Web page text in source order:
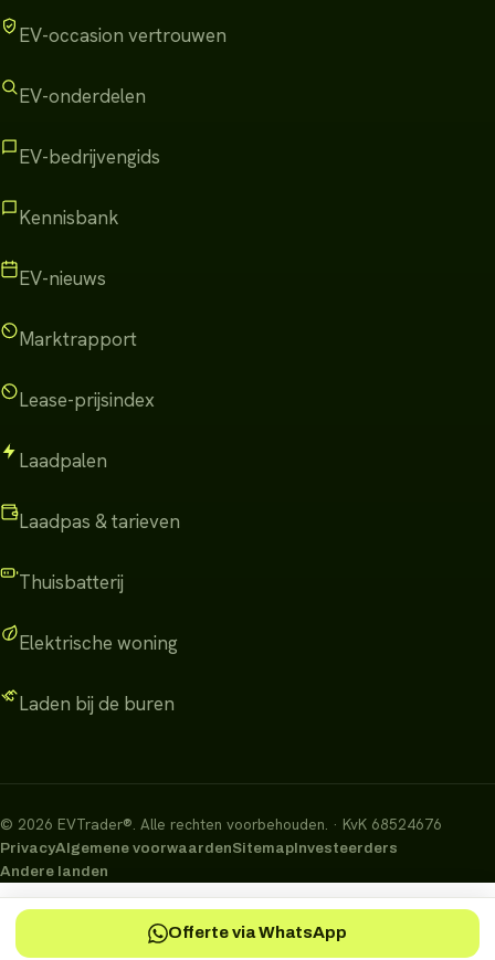
EV-occasion vertrouwen
EV-onderdelen
EV-bedrijvengids
Kennisbank
EV-nieuws
Marktrapport
Lease-prijsindex
Laadpalen
Laadpas & tarieven
Thuisbatterij
Elektrische woning
Laden bij de buren
© 2026 EVTrader®. Alle rechten voorbehouden. · KvK 68524676
PrivacyAlgemene voorwaardenSitemapInvesteerders
Andere landen
Offerte via WhatsApp